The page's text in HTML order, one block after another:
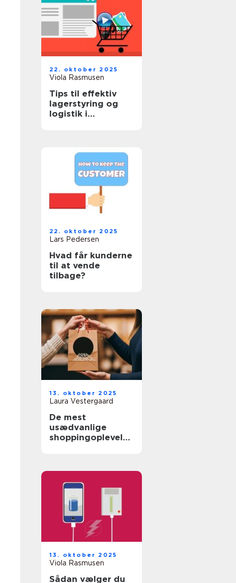
22. oktober 2025
Viola Rasmusen
Tips til effektiv
lagerstyring og
logistik i
22. oktober 2025
Lars Pedersen
Hvad får kunderne
til at vende
tilbage?
13. oktober 2025
Laura Vestergaard
De mest
usædvanlige
shoppingoplevelse
13. oktober 2025
Viola Rasmusen
Sådan vælger du